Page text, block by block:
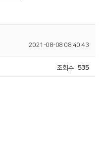
2021-08-08 08:40:43
조회수 535